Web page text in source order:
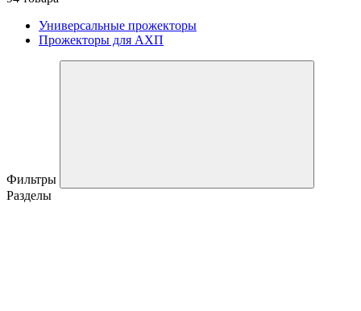
Универсальные прожекторы
Прожекторы для АХП
Фильтры
Разделы